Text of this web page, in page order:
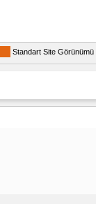
Standart Site Görünümü